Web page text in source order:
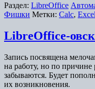
Раздел: LibreOffice
Фишки Метки: Calc, Excel
LibreOffice-
Запись посвящена
на работу, но по
забываются. Будет
их возникновения.